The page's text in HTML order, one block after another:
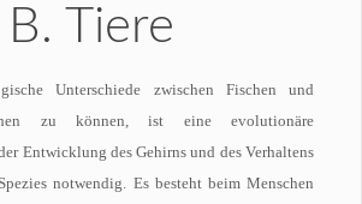
Tiere
Unterschiede zwischen Fischen und
zu können, ist eine evolutionäre
Entwicklung des Gehirns und des Verhaltens
notwendig. Es besteht beim Menschen